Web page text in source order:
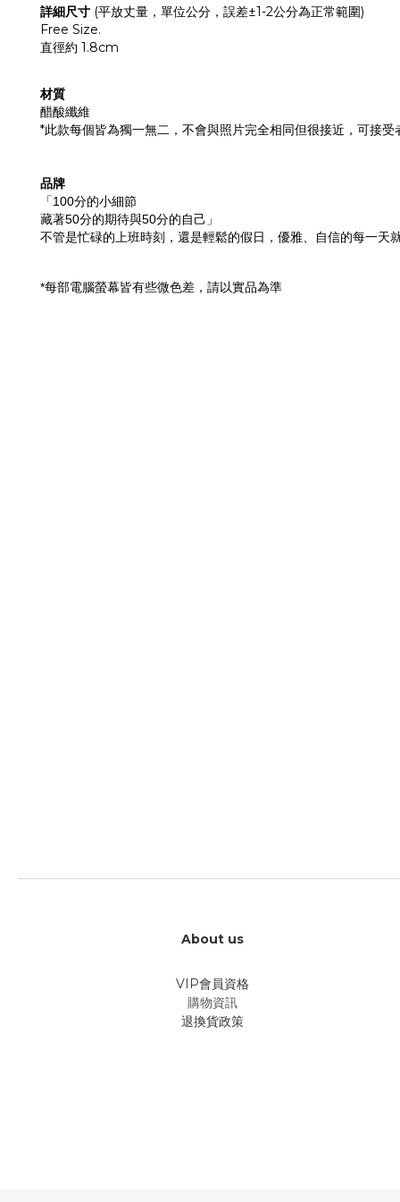
詳細尺寸 (平放丈量，單位公分，誤差±1-2公分為正常範圍)
Free Size.
直徑約 1.8cm
材質
醋酸纖維
*此款每個皆為獨一無二，不會與照片完全相同但很接近，可接受
品牌
「100分的小細節
藏著50分的期待與50分的自己」
不管是忙碌的上班時刻，還是輕鬆的假日，優雅、自信的每一天
*每部電腦螢幕皆有些微色差，請以實品為準
About us
VIP會員資格
購物資訊
退換貨政策